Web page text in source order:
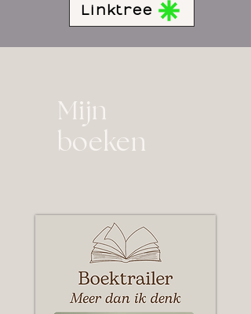
Linktree
Mijn
boeken